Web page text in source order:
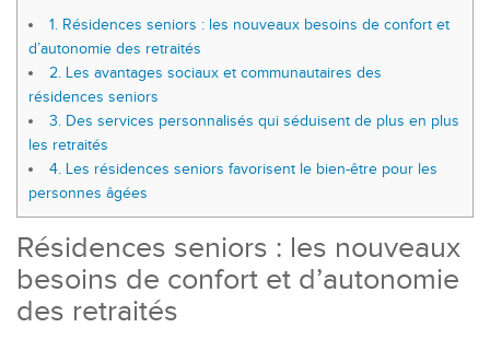
1. Résidences seniors : les nouveaux besoins de confort et
d’autonomie des retraités
2. Les avantages sociaux et communautaires des
résidences seniors
3. Des services personnalisés qui séduisent de plus en plus
les retraités
4. Les résidences seniors favorisent le bien-être pour les
personnes âgées
Résidences seniors : les nouveaux
besoins de confort et d’autonomie
des retraités